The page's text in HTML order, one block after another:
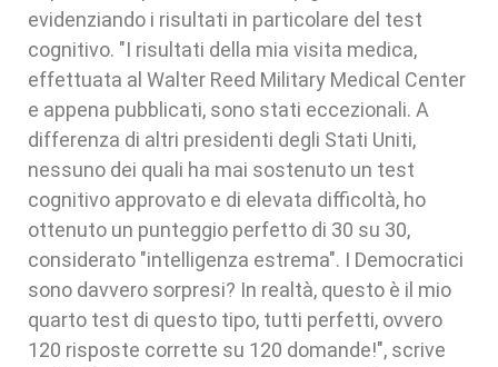
evidenziando i risultati in particolare del test
cognitivo. "I risultati della mia visita medica,
effettuata al Walter Reed Military Medical Center
e appena pubblicati, sono stati eccezionali. A
differenza di altri presidenti degli Stati Uniti,
nessuno dei quali ha mai sostenuto un test
cognitivo approvato e di elevata difficoltà, ho
ottenuto un punteggio perfetto di 30 su 30,
considerato "intelligenza estrema". I Democratici
sono davvero sorpresi? In realtà, questo è il mio
quarto test di questo tipo, tutti perfetti, ovvero
120 risposte corrette su 120 domande!", scrive